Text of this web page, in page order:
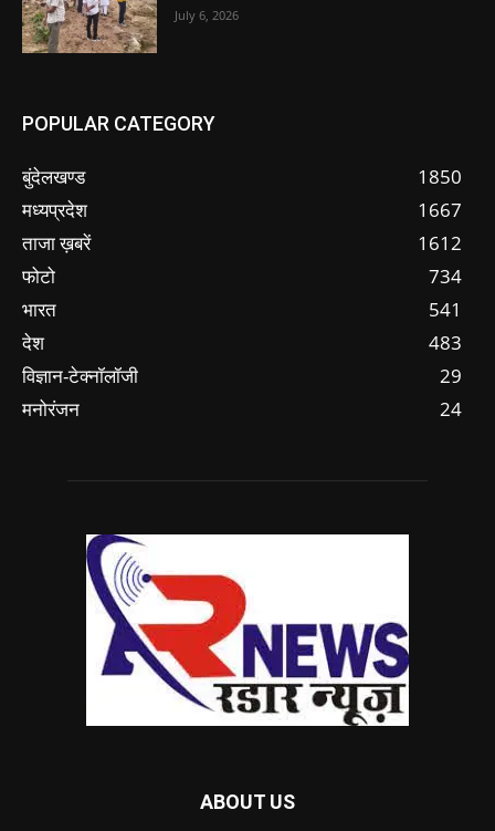
July 6, 2026
POPULAR CATEGORY
बुंदेलखण्ड
1850
मध्यप्रदेश
1667
ताजा ख़बरें
1612
फोटो
734
भारत
541
देश
483
विज्ञान-टेक्नॉलॉजी
29
मनोरंजन
24
ABOUT US